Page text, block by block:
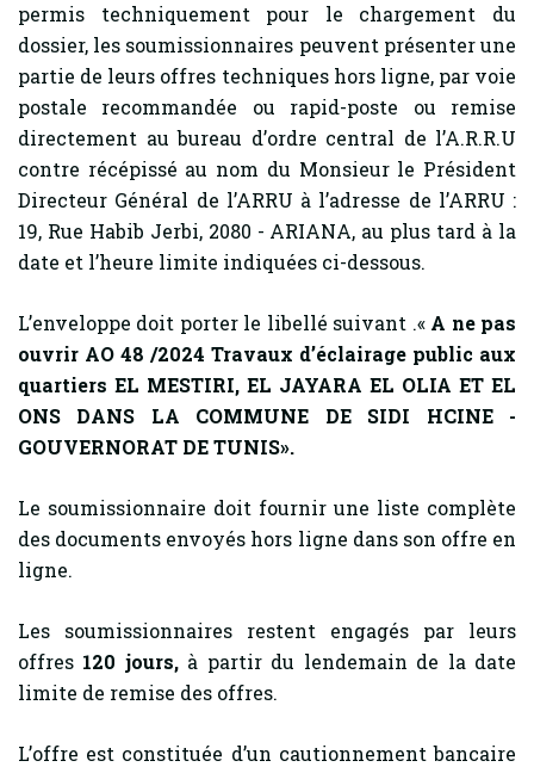
permis techniquement pour le chargement du
dossier, les soumissionnaires peuvent présenter une
partie de leurs offres techniques hors ligne, par voie
postale recommandée ou rapid-poste ou remise
directement au bureau d’ordre central de l’A.R.R.U
contre récépissé au nom du Monsieur le Président
Directeur Général de l’ARRU à l’adresse de l’ARRU :
19, Rue Habib Jerbi, 2080 - ARIANA, au plus tard à la
date et l’heure limite indiquées ci-dessous.
L’enveloppe doit porter le libellé suivant .« A ne pas
ouvrir AO 48 /2024 Travaux d’éclairage public aux
quartiers EL MESTIRI, EL JAYARA EL OLIA ET EL
ONS DANS LA COMMUNE DE SIDI HCINE -
GOUVERNORAT DE TUNIS».
Le soumissionnaire doit fournir une liste complète
des documents envoyés hors ligne dans son offre en
ligne.
Les soumissionnaires restent engagés par leurs
offres 120 jours,à partir du lendemain de la date
limite de remise des offres.
L’offre est constituée d’un cautionnement bancaire